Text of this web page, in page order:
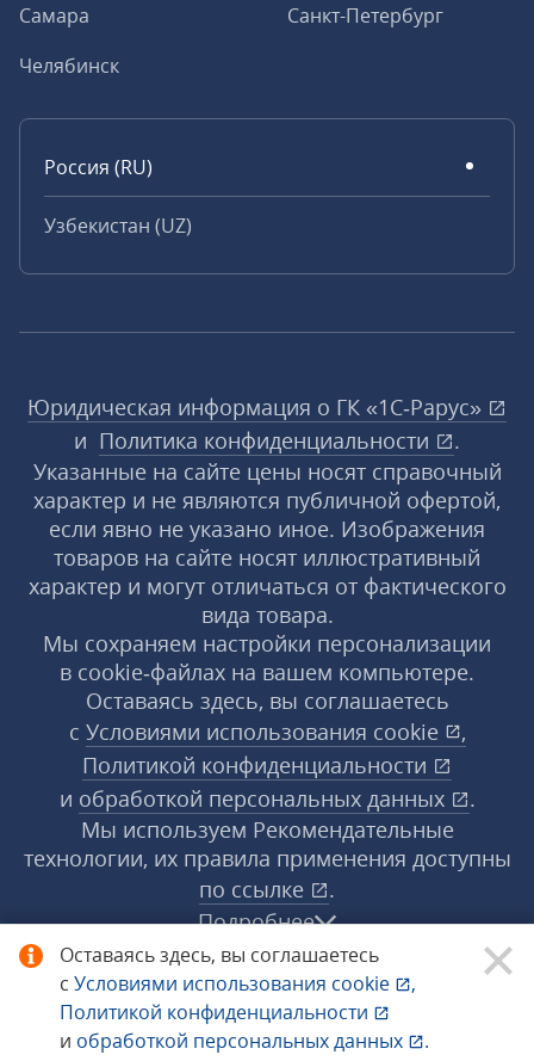
Оставаясь здесь, вы соглашаетесь
с Условиями использования cookie
,
Политикой конфиденциальности
и обработкой персональных данных
.
Самара
Санкт-Петербург
Челябинск
Россия (RU)
Узбекистан (UZ)
Юридическая информация о ГК «1С‑Рарус»
и Политика конфиденциальности
.
Указанные на сайте цены носят справочный
характер и не являются публичной офертой,
если явно не указано иное. Изображения
товаров на сайте носят иллюстративный
характер и могут отличаться от фактического
вида товара.
Мы сохраняем настройки персонализации
в cookie‑файлах на вашем компьютере.
Оставаясь здесь, вы соглашаетесь
с Условиями использования cookie
,
Политикой конфиденциальности
и обработкой персональных данных
.
Мы используем Рекомендательные
технологии, их правила применения доступны
по ссылке
.
Подробнее
© 1998−2026 «1С‑Рарус» ®. Все права
защищены.